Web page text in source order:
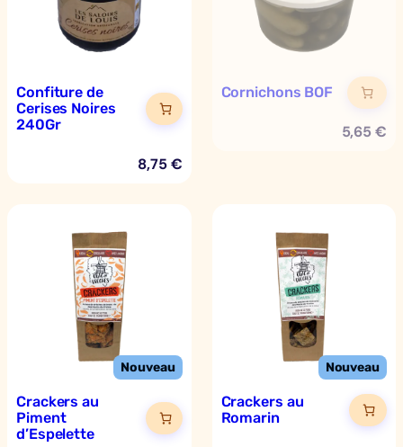
Confiture de
Cerises Noires
240Gr
8,75€
Cornichons BOF
5,65€
Crackers au
Piment
d’Espelette
Crackers au
Romarin